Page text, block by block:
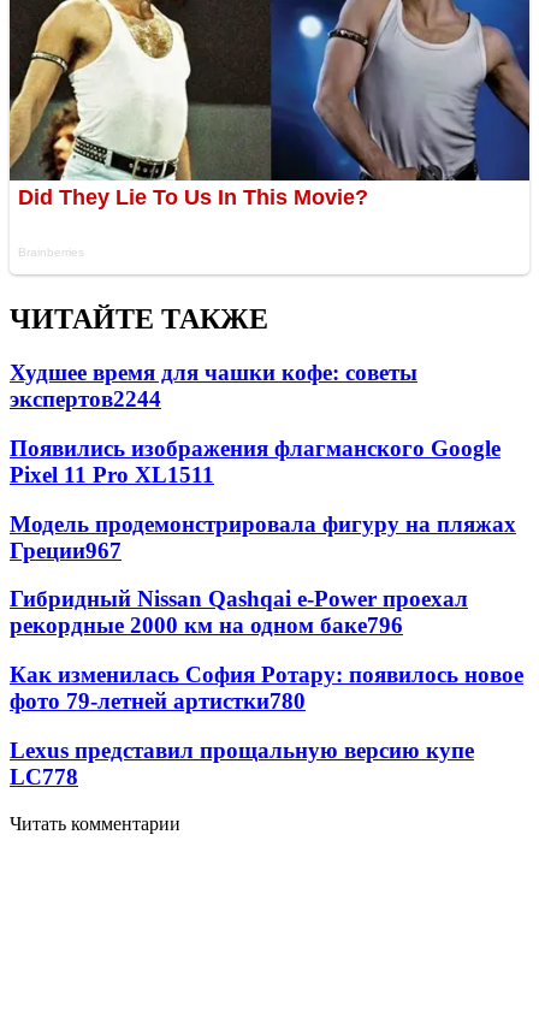
ЧИТАЙТЕ ТАКЖЕ
Худшее время для чашки кофе: советы
экспертов2244
Появились изображения флагманского Google
Pixel 11 Pro XL1511
Модель продемонстрировала фигуру на пляжах
Греции967
Гибридный Nissan Qashqai e-Power проехал
рекордные 2000 км на одном баке796
Как изменилась София Ротару: появилось новое
фото 79-летней артистки780
Lexus представил прощальную версию купе
LC778
Читать комментарии